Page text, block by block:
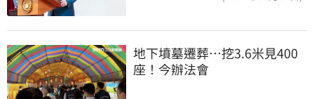
地下墳墓遷葬…挖3.6米見400
座！今辦法會